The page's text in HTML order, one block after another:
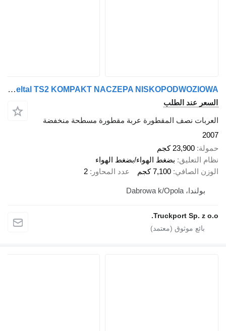
Müller-Mitteltal TS2 KOMPAKT NACZEPA NISKOPODWOZIOWA
السعر عند الطلب
العربات نصف المقطورة عربة مقطورة مسطحة منخفضة
2007
حمولة 23,900 كجم
نظام التعليق بضغط الهواء/بضغط الهواء
الوزن الصافي 7,100 كجم عدد المحاور 2
بولندا، Dabrowa k/Opola
Truckport Sp. z o.o.